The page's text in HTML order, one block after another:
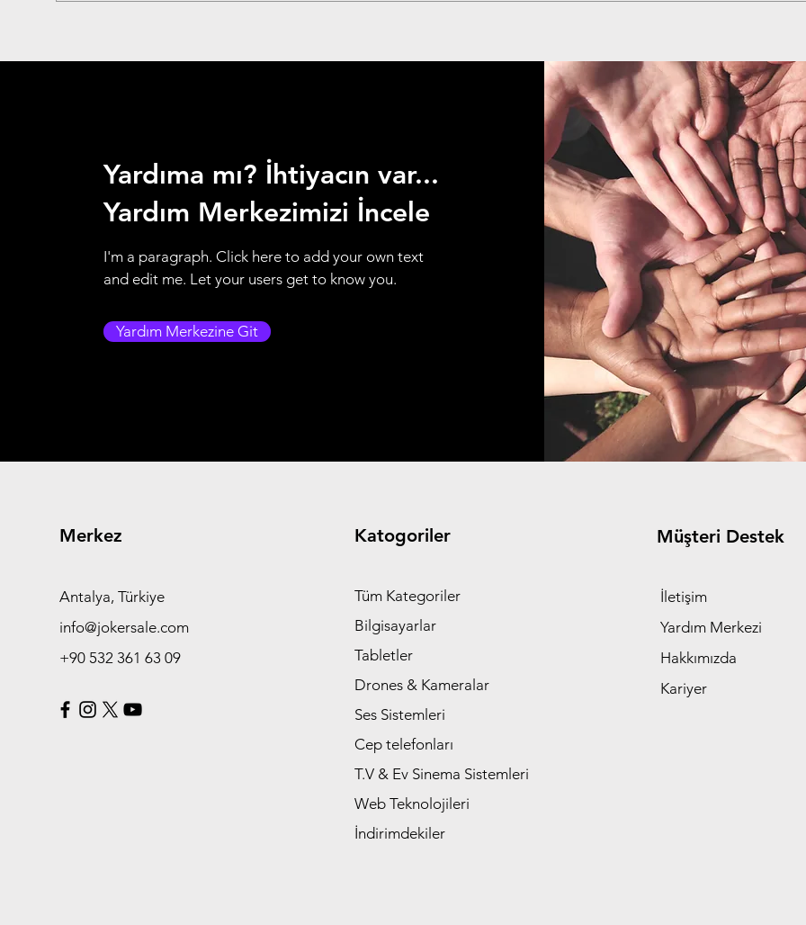
Yardıma mı? İhtiyacın var...
Yardım Merkezimizi İncele
I'm a paragraph. Click here to add your own text
and edit me. Let your users get to know you.
Yardım Merkezine Git
Merkez
Antalya, Türkiye
info@jokersale.com
+90 532 361 63 09
Katogoriler
Tüm Kategoriler
Bilgisayarlar
Tabletler
Drones & Kameralar
Ses Sistemleri
Cep telefonları
T.V & Ev Sinema Sistemleri
Web Teknolojileri
İndirimdekiler
Müşteri Destek
İletişim
Yardım Merkezi
Hakkımızda
Kariyer